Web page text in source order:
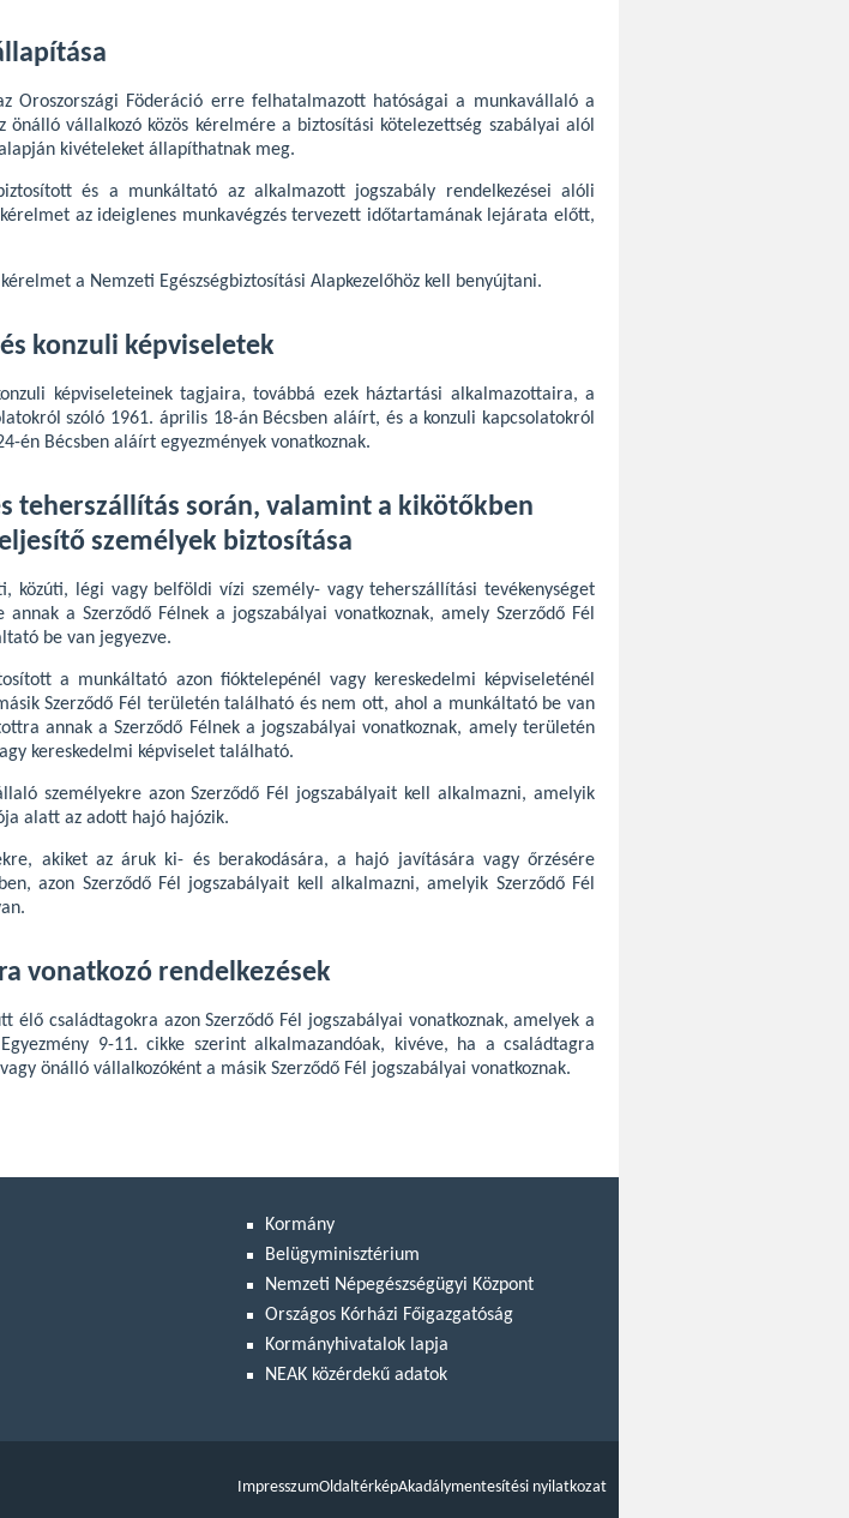
Oroszországi Föderáció erre felhatalmazott hatóságai a munkavállaló a
önálló vállalkozó közös kérelmére a biztosítási kötelezettség szabályai alól
alapján kivételeket állapíthatnak meg.
és a munkáltató az alkalmazott jogszabály rendelkezései alóli
az ideiglenes munkavégzés tervezett időtartamának lejárata előtt,
a Nemzeti Egészségbiztosítási Alapkezelőhöz kell benyújtani.
konzuli képviseletek
képviseleteinek tagjaira, továbbá ezek háztartási alkalmazottaira, a
szóló 1961. április 18-án Bécsben aláírt, és a konzuli kapcsolatokról
én Bécsben aláírt egyezmények vonatkoznak.
teherszállítás során, valamint a kikötőkben
személyek biztosítása
közúti, légi vagy belföldi vízi személy- vagy teherszállítási tevékenységet
annak a Szerződő Félnek a jogszabályai vonatkoznak, amely Szerződő Fél
be van jegyezve.
a munkáltató azon fióktelepénél vagy kereskedelmi képviseleténél
Szerződő Fél területén található és nem ott, ahol a munkáltató be van
annak a Szerződő Félnek a jogszabályai vonatkoznak, amely területén
kereskedelmi képviselet található.
személyekre azon Szerződő Fél jogszabályait kell alkalmazni, amelyik
alatt az adott hajó hajózik.
akiket az áruk ki- és berakodására, a hajó javítására vagy őrzésére
azon Szerződő Fél jogszabályait kell alkalmazni, amelyik Szerződő Fél
vonatkozó rendelkezések
élő családtagokra azon Szerződő Fél jogszabályai vonatkoznak, amelyek a
9-11. cikke szerint alkalmazandóak, kivéve, ha a családtagra
önálló vállalkozóként a másik Szerződő Fél jogszabályai vonatkoznak.
Kormány
Belügyminisztérium
Nemzeti Népegészségügyi Központ
Országos Kórházi Főigazgatóság
Kormányhivatalok lapja
NEAK közérdekű adatok
ImpresszumOldaltérképAkadálymentesítési nyilatkozat